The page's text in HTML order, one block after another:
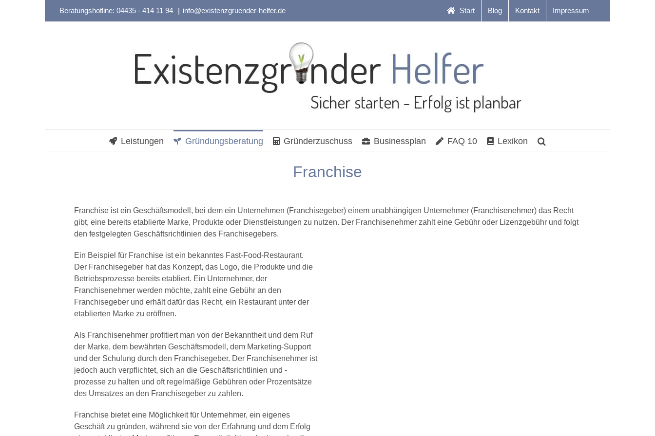
Beratungshotline: 04435 - 414 11 94 | info@existenzgruender-helfer.de Start Blog Kontakt Impressum
Leistungen Gründungsberatung Gründerzuschuss Businessplan FAQ 10 Lexikon
Franchise
Franchise ist ein Geschäftsmodell, bei dem ein Unternehmen (Franchisegeber) einem unabhängigen Unternehmer (Franchisenehmer) das Recht
gibt, eine bereits etablierte Marke, Produkte oder Dienstleistungen zu nutzen. Der Franchisenehmer zahlt eine Gebühr oder Lizenzgebühr und folgt
den festgelegten Geschäftsrichtlinien des Franchisegebers.
Ein Beispiel für Franchise ist ein bekanntes Fast-Food-Restaurant.
Der Franchisegeber hat das Konzept, das Logo, die Produkte und die
Betriebsprozesse bereits etabliert. Ein Unternehmer, der
Franchisenehmer werden möchte, zahlt eine Gebühr an den
Franchisegeber und erhält dafür das Recht, ein Restaurant unter der
etablierten Marke zu eröffnen.
Als Franchisenehmer profitiert man von der Bekanntheit und dem Ruf
der Marke, dem bewährten Geschäftsmodell, dem Marketing-Support
und der Schulung durch den Franchisegeber. Der Franchisenehmer ist
jedoch auch verpflichtet, sich an die Geschäftsrichtlinien und -
prozesse zu halten und oft regelmäßige Gebühren oder Prozentsätze
des Umsatzes an den Franchisegeber zu zahlen.
Franchise bietet eine Möglichkeit für Unternehmer, ein eigenes
Geschäft zu gründen, während sie von der Erfahrung und dem Erfolg